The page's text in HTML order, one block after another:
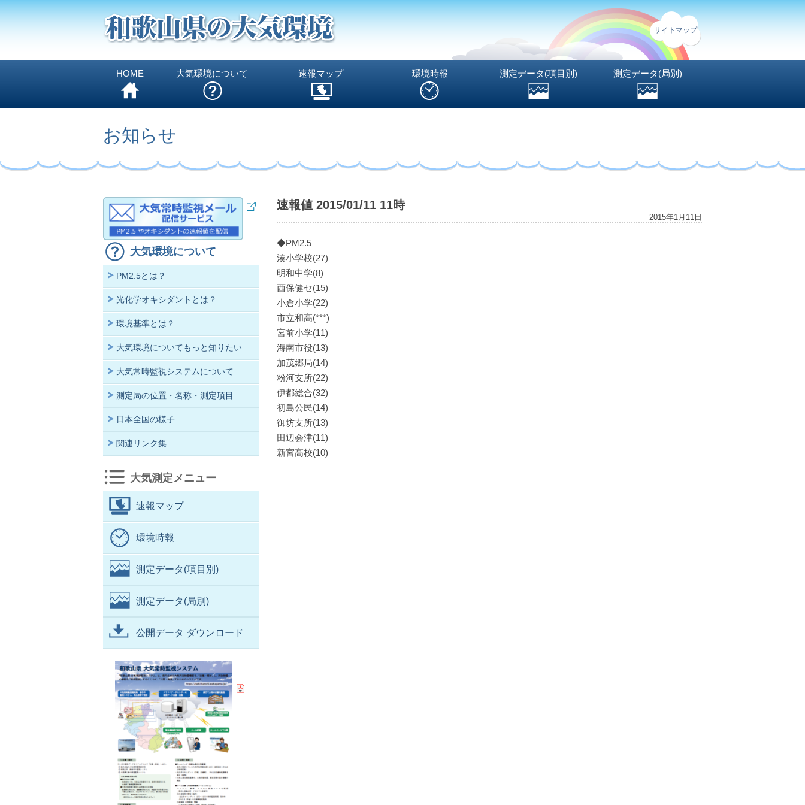
サイトマップ
HOME 大気環境について 速報マップ 環境時報 測定データ(項目別) 測定データ(局別)
お知らせ
速報値 2015/01/11 11時
2015年1月11日
◆PM2.5
湊小学校(27)
明和中学(8)
西保健セ(15)
小倉小学(22)
市立和高(***)
宮前小学(11)
海南市役(13)
加茂郷局(14)
粉河支所(22)
伊都総合(32)
初島公民(14)
御坊支所(13)
田辺会津(11)
新宮高校(10)
大気環境について
PM2.5とは？
光化学オキシダントとは？
環境基準とは？
大気環境についてもっと知りたい
大気常時監視システムについて
測定局の位置・名称・測定項目
日本全国の様子
関連リンク集
大気測定メニュー
速報マップ
環境時報
測定データ(項目別)
測定データ(局別)
公開データ ダウンロード